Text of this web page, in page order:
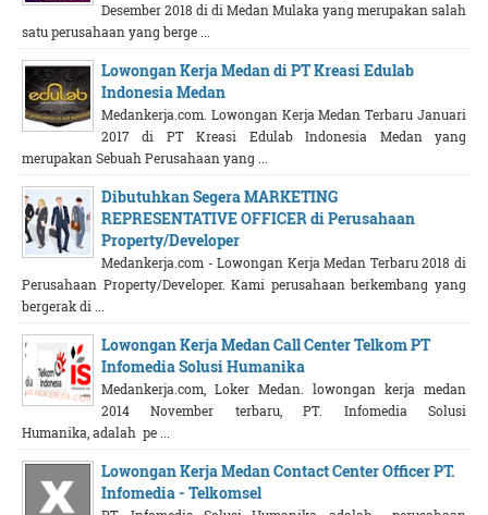
Desember 2018 di di Medan Mulaka yang merupakan salah
satu perusahaan yang berge ...
Lowongan Kerja Medan di PT Kreasi Edulab
Indonesia Medan
Medankerja.com. Lowongan Kerja Medan Terbaru Januari
2017 di PT Kreasi Edulab Indonesia Medan yang
merupakan Sebuah Perusahaan yang ...
Dibutuhkan Segera MARKETING
REPRESENTATIVE OFFICER di Perusahaan
Property/Developer
Medankerja.com - Lowongan Kerja Medan Terbaru 2018 di
Perusahaan Property/Developer. Kami perusahaan berkembang yang
bergerak di ...
Lowongan Kerja Medan Call Center Telkom PT
Infomedia Solusi Humanika
Medankerja.com, Loker Medan. lowongan kerja medan
2014 November terbaru, PT. Infomedia Solusi
Humanika, adalah pe ...
Lowongan Kerja Medan Contact Center Officer PT.
Infomedia - Telkomsel